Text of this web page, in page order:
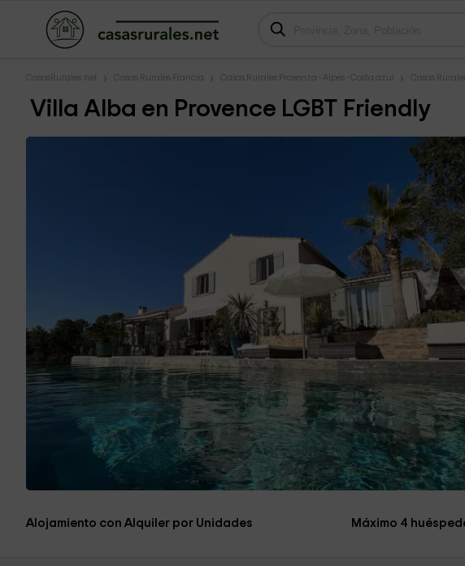
CasasRurales.net Casas Rurales Francia Casas Rurales Provenza - Alpes - Costa azul Casas
Villa Alba en Provence LGBT Friendly
Alojamiento con Alquiler por Unidades Máximo 4